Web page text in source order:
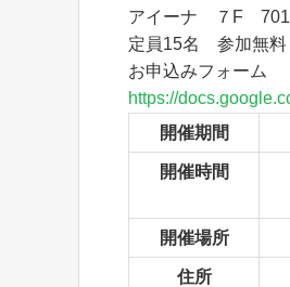
アイーナ ７F 701
定員15名 参加無料
お申込みフォーム
https://
開催期間
開催時間
開催場所
住所